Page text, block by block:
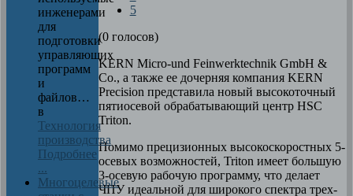
5
(0 голосов)
KERN Micro-und Feinwerktechnik GmbH &
Co., а также ее дочерняя компания KERN
Precision представила новый высокоточный
пятиосевой обрабатывающий центр HSC
Triton.
Помимо прецизионных высокоскоростных 5-
осевых возможностей, Triton имеет большую
3-осевую рабочую программу, что делает
ЧПУ идеальной для широкого спектра трех-
инженерами
для
подготовки
управляющих
программ
и
файлов…
в
Технология
производства
Подробнее
...
Многоцелевые